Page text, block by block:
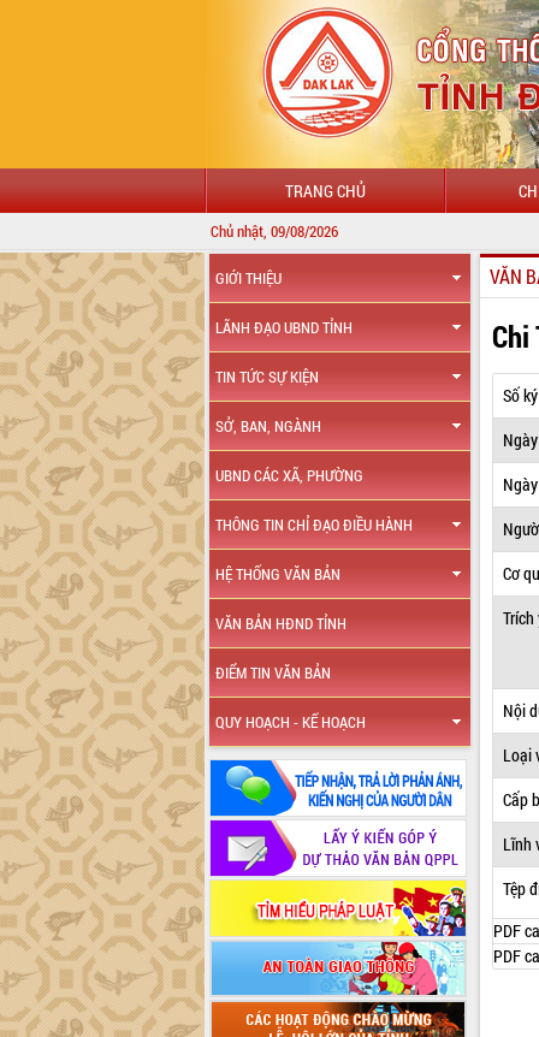
TRANG CHỦ
Chủ nhật, 09/08/2026
GIỚI THIỆU
LÃNH ĐẠO UBND TỈNH
TIN TỨC SỰ KIỆN
SỞ, BAN, NGÀNH
UBND CÁC XÃ, PHƯỜNG
THÔNG TIN CHỈ ĐẠO ĐIỀU HÀNH
HỆ THỐNG VĂN BẢN
VĂN BẢN HĐND TỈNH
ĐIỂM TIN VĂN BẢN
QUY HOẠCH - KẾ HOẠCH
VĂN
Chi
Số
Cơ
Trích
Nội
Loại
Cấp
Lĩnh
Tệp
PDF
PDF